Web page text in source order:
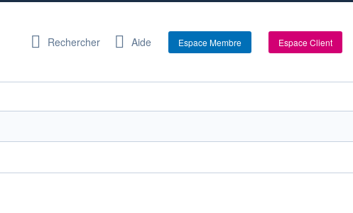
Rechercher Aide Espace Membre Espace Client